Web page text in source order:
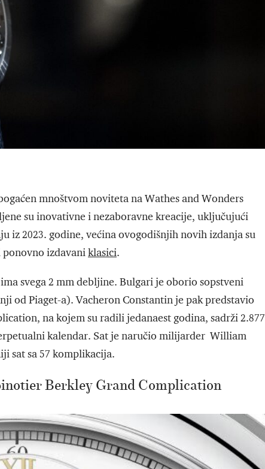
mnoštvom noviteta na Wathes and Wonders
su inovativne i nezaboravne kreacije, uključujući
iz 2023. godine, većina ovogodišnjih novih izdanja su
izdavaniklasici.
svega 2 mm debljine. Bulgari je oborio sopstveni
od Piaget-a). Vacheron Constantin je pak predstavio
na kojem su radili jedanaest godina, sadrži 2.877
kalendar. Sat je naručio milijarder William
sat sa 57 komplikacija.
Berkley Grand Complication